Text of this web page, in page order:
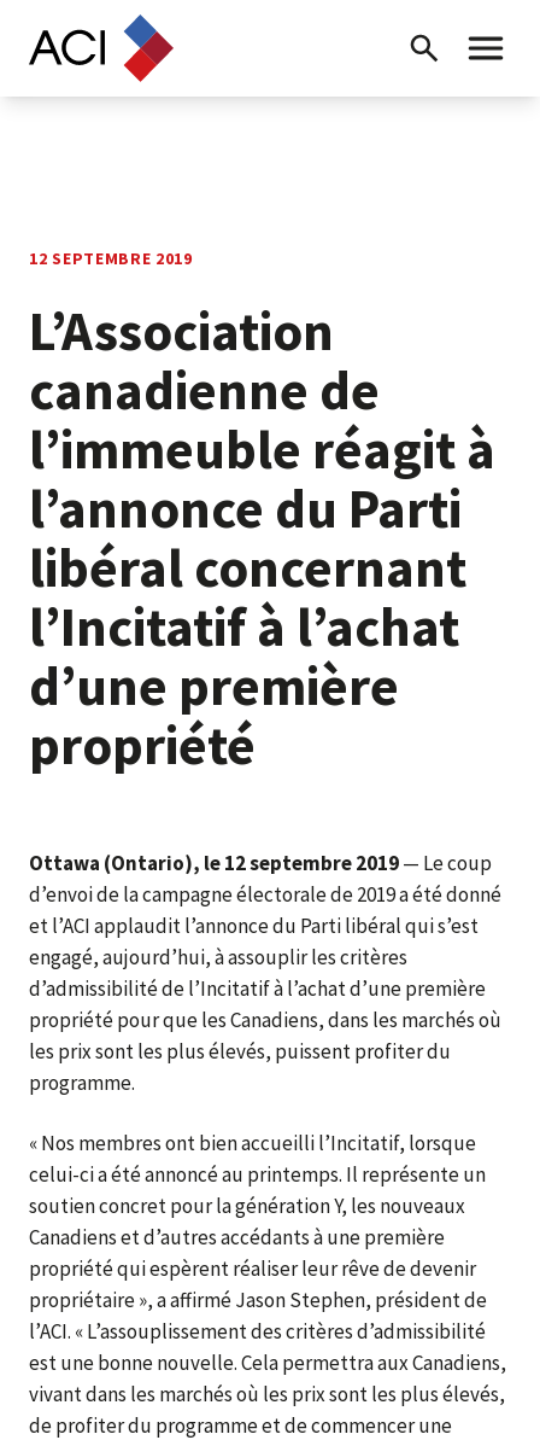
Skip to content
Recherche
Menu
12 SEPTEMBRE 2019
L’Association
canadienne de
l’immeuble réagit à
l’annonce du Parti
libéral concernant
l’Incitatif à l’achat
d’une première
propriété
Ottawa (Ontario), le 12 septembre 2019— Le coup
d’envoi de la campagne électorale de 2019 a été donné
et l’ACI applaudit l’annonce du Parti libéral qui s’est
engagé, aujourd’hui, à assouplir les critères
d’admissibilité de l’Incitatif à l’achat d’une première
propriété pour que les Canadiens, dans les marchés où
les prix sont les plus élevés, puissent profiter du
programme.
« Nos membres ont bien accueilli l’Incitatif, lorsque
celui-ci a été annoncé au printemps. Il représente un
soutien concret pour la génération Y, les nouveaux
Canadiens et d’autres accédants à une première
propriété qui espèrent réaliser leur rêve de devenir
propriétaire », a affirmé Jason Stephen, président de
l’ACI. « L’assouplissement des critères d’admissibilité
est une bonne nouvelle. Cela permettra aux Canadiens,
vivant dans les marchés où les prix sont les plus élevés,
de profiter du programme et de commencer une